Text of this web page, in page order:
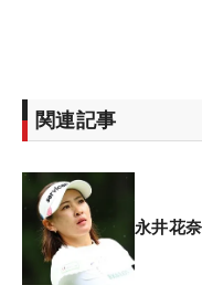
関連記事
永井花